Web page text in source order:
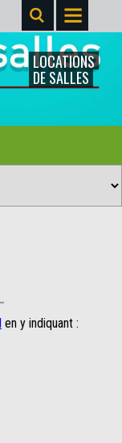
LOCATIONS
DE SALLES
en y indiquant :